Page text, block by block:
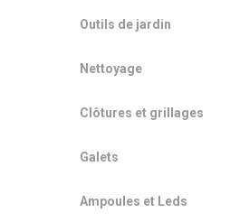
Outils de jardin
Nettoyage
Clôtures et grillages
Galets
Ampoules et Leds